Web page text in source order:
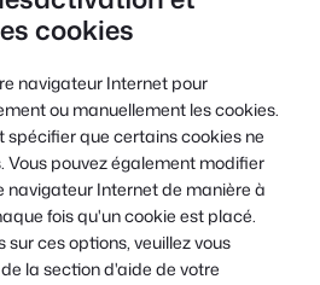
cookies
navigateur Internet pour
ou manuellement les cookies.
spécifier que certains cookies ne
Vous pouvez également modifier
navigateur Internet de manière à
fois qu'un cookie est placé.
ces options, veuillez vous
la section d'aide de votre